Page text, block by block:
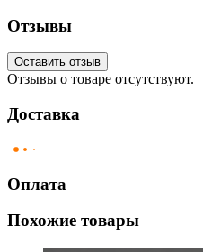
Отзывы
Оставить отзыв
Отзывы о товаре отсутствуют.
Доставка
Оплата
Похожие товары